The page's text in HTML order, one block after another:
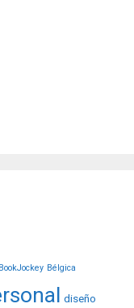
BookJockey Bélgica
diseño